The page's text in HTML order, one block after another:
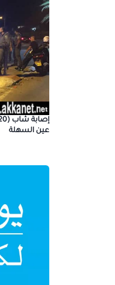
عين السهلة